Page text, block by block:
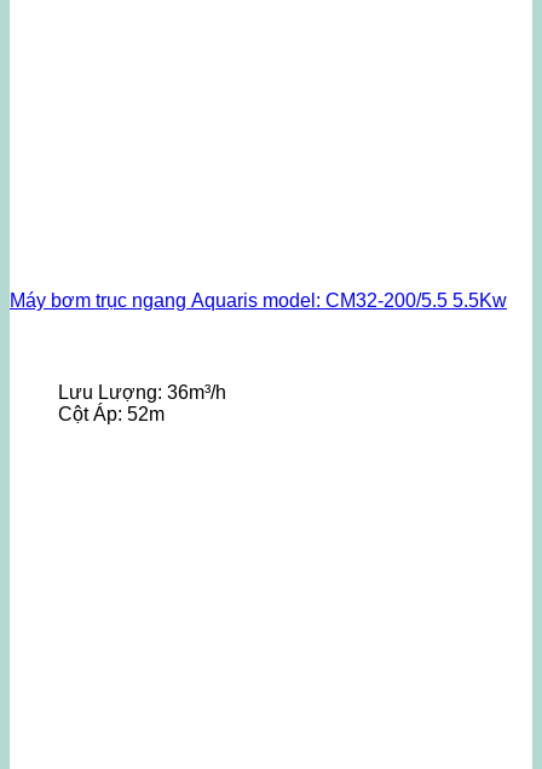
Máy bơm trục ngang Aquaris model: CM32-200/5.5 5.5Kw
Lưu Lượng: 36m³/h
Cột Áp: 52m